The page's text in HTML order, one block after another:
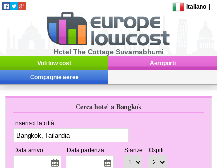
Italiano
Hotel The Cottage Suvarnabhumi
Voli low cost Aeroporti
Compagnie aeree
Cerca hotel a Bangkok
Inserisci la città
Data arrivo Data partenza Stanze Ospiti